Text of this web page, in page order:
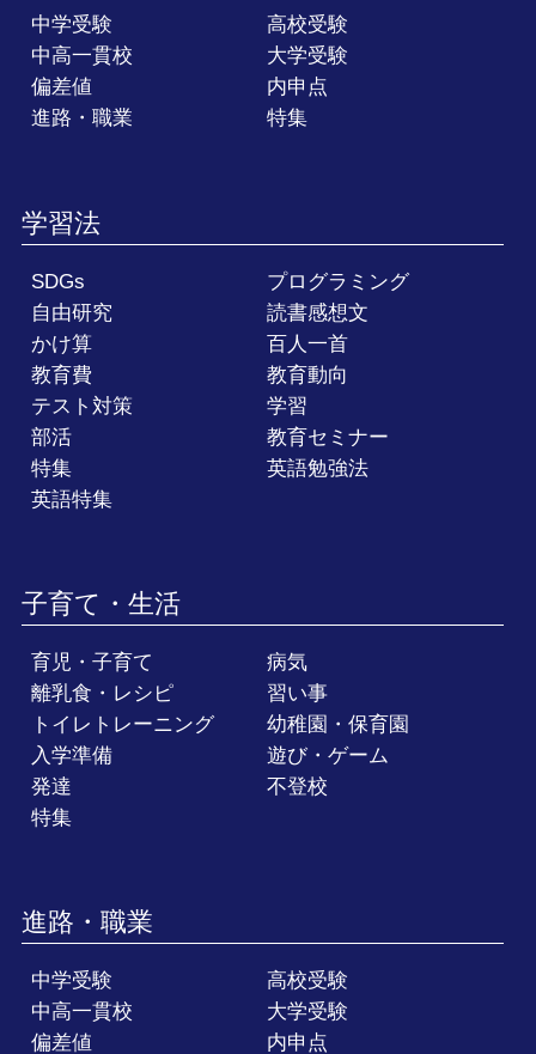
中学受験
高校受験
中高一貫校
大学受験
偏差値
内申点
進路・職業
特集
学習法
SDGs
プログラミング
自由研究
読書感想文
かけ算
百人一首
教育費
教育動向
テスト対策
学習
部活
教育セミナー
特集
英語勉強法
英語特集
子育て・生活
育児・子育て
病気
離乳食・レシピ
習い事
トイレトレーニング
幼稚園・保育園
入学準備
遊び・ゲーム
発達
不登校
特集
進路・職業
中学受験
高校受験
中高一貫校
大学受験
偏差値
内申点